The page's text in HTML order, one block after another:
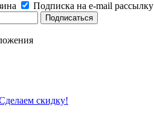
Подписка на e-mail рассылку
скидку!